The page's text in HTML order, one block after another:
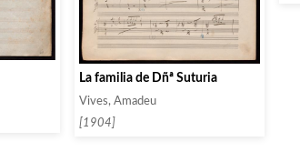
La familia de Dñª Suturia
Vives, Amadeu
[1904]